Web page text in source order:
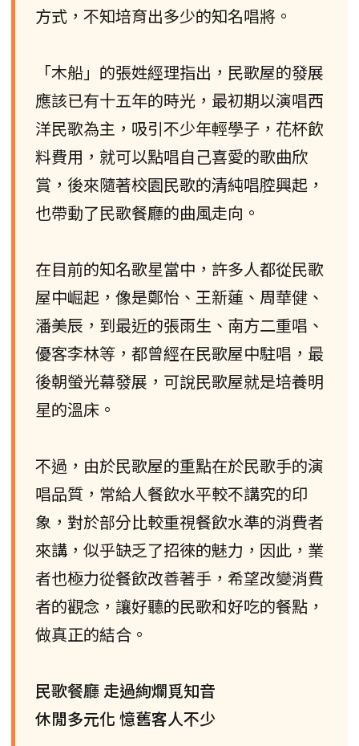
方式，不知培育出多少的知名唱將。
「木船」的張姓經理指出，民歌屋的發展
應該已有十五年的時光，最初期以演唱西
洋民歌為主，吸引不少年輕學子，花杯飲
料費用，就可以點唱自己喜愛的歌曲欣
賞，後來隨著校園民歌的清純唱腔興起，
也帶動了民歌餐廳的曲風走向。
在目前的知名歌星當中，許多人都從民歌
屋中崛起，像是鄭怡、王新蓮、周華健、
潘美辰，到最近的張雨生、南方二重唱、
優客李林等，都曾經在民歌屋中駐唱，最
後朝螢光幕發展，可說民歌屋就是培養明
星的溫床。
不過，由於民歌屋的重點在於民歌手的演
唱品質，常給人餐飲水平較不講究的印
象，對於部分比較重視餐飲水準的消費者
來講，似乎缺乏了招徠的魅力，因此，業
者也極力從餐飲改善著手，希望改變消費
者的觀念，讓好聽的民歌和好吃的餐點，
做真正的結合。
民歌餐廳 走過絢爛覓知音
休閒多元化 憶舊客人不少